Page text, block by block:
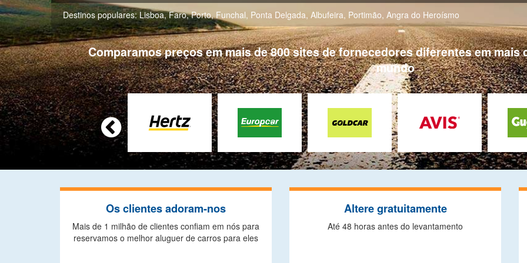
Destinos populares:Lisboa,Faro,Porto,Funchal, Ponta Delgada, Albufeira, Portimão, Angra do Heroísmo
Comparamos preços em mais de 800 sites de fornecedores diferentes em mais
mundo

Os clientes adoram-nos
Mais de 1 milhão de clientes confiam em nós para
reservamos o melhor aluguer de carros para eles
Altere gratuitamente
Até 48 horas antes do levantamento